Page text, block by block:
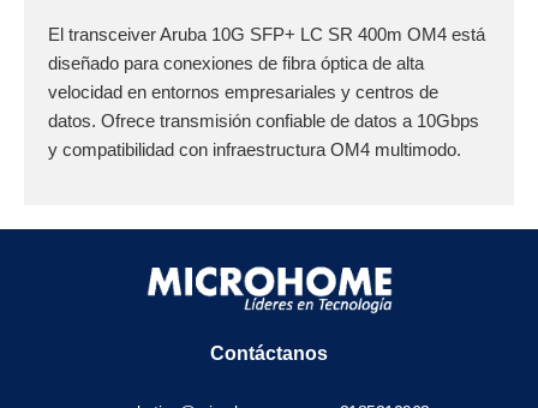
El transceiver Aruba 10G SFP+ LC SR 400m OM4 está
diseñado para conexiones de fibra óptica de alta
velocidad en entornos empresariales y centros de
datos. Ofrece transmisión confiable de datos a 10Gbps
y compatibilidad con infraestructura OM4 multimodo.
Contáctanos